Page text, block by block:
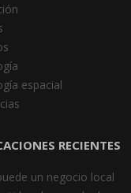
espacial
RECIENTES
un negocio local